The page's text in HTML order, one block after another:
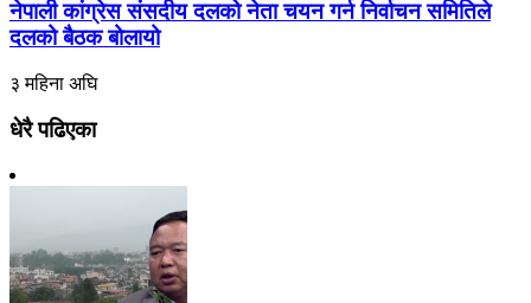
नेपाली कांग्रेस संसदीय दलको नेता चयन गर्न निर्वाचन समितिले
दलको बैठक बोलायो
३ महिना अघि
धेरै पढिएका